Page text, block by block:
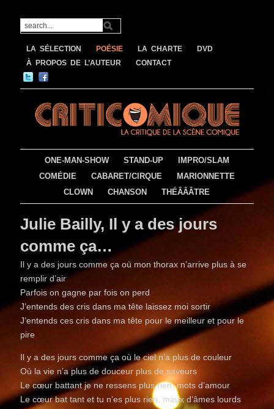
LA SÉLECTION POÉSIE LA CHARTE
DVD
À PROPOS DE L’AUTEUR
CONTACT
ONE-MAN-SHOW STAND-UP
IMPRO/SLAM
COMÉDIE
CABARET/CIRQUE
MARIONNETTE
CLOWN
CHANSON THÉÂÂÂTRE
Julie Bailly, Il y a des jours
comme ça…
Il y a des jours comme ça où mon thorax n’arrive plus à se
remplir d’air
Parfois on gagne par fois on perd
J’entends des cris dans ma tête laissez moi sortir
J’entends ces cris dans ma tête pour le meilleur et pour le
pire
Il y a des jours comme ça où le ciel n’a plus de couleur
Où la vie n’a plus de douceur plus de saveurs
Le cœur battant je ne ressens plus rien, mots d’amour
Le cœur bat tant et tu n’es plus rien, maux d’âmes lourds